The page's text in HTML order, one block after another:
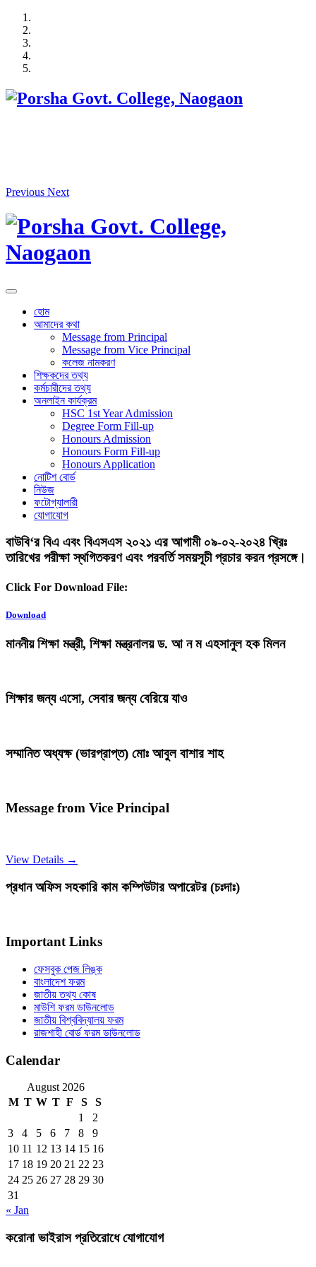
Skip
content
Previous Next
হোম
আমাদের কথা
Message from Principal
Message from Vice Principal
কলেজ নামকরণ
শিক্ষকদের তথ্য
কর্মচারীদের তথ্য
অনলাইন কার্যক্রম
HSC 1st Year Admission
Degree Form Fill-up
Honours Admission
Honours Form Fill-up
Honours Application
নোটিশ বোর্ড
নিউজ
ফটোগ্যালারী
যোগাযোগ
বাউবি‘র বিএ এবং বিএসএস ২০২১ এর আগামী ০৯-০২-২০২৪ খ্রিঃ
তারিখের পরীক্ষা স্থগিতকরণ এবং পরবর্তি সময়সূচী প্রচার করন প্রসঙ্গে।
Click For Download File:
Download
মাননীয় শিক্ষা মন্ত্রী, শিক্ষা মন্ত্রনালয় ড. আ ন ম এহসানুল হক মিলন
শিক্ষার জন্য এসো, সেবার জন্য বেরিয়ে যাও
সম্মানিত অধ্যক্ষ (ভারপ্রাপ্ত) মোঃ আবুল বাশার শাহ
Message from Vice Principal
View Details →
প্রধান অফিস সহকারি কাম কম্পিউটার অপারেটর (চঃদাঃ)
Important Links
ফেসবুক পেজ লিঙ্ক
বাংলাদেশ ফরম
জাতীয় তথ্য কোষ
মাউশি ফরম ডাউনলোড
জাতীয় বিশ্ববিদ্যালয় ফরম
রাজশাহী বোর্ড ফরম ডাউনলোড
Calendar
August 2026
M T W T F S
S
1
2
3
4 5 6 7 8
9
10 11 12 13 14 15 16
17 18 19 20 21 22 23
24 25 26 27 28 29 30
31
« Jan
করোনা ভাইরাস প্রতিরোধে যোগাযোগ